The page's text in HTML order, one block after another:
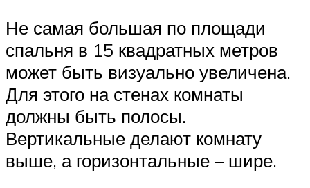
Не самая большая по площади
спальня в 15 квадратных метров
может быть визуально увеличена.
Для этого на стенах комнаты
должны быть полосы.
Вертикальные делают комнату
выше, а горизонтальные – шире.